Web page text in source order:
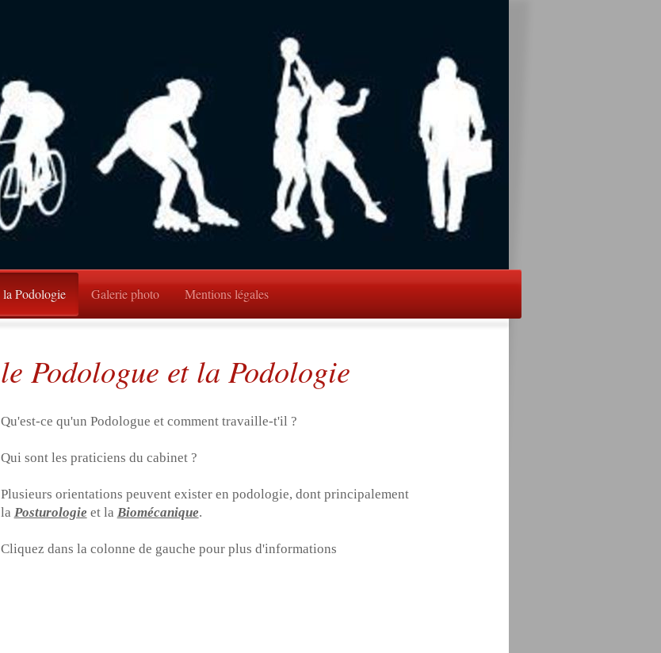
la Podologie Galerie photo Mentions légales
le Podologue et la Podologie
Qu'est-ce qu'un Podologue et comment travaille-t'il ?
Qui sont les praticiens du cabinet ?
Plusieurs orientations peuvent exister en podologie, dont principalement
la Posturologie et la Biomécanique.
Cliquez dans la colonne de gauche pour plus d'informations